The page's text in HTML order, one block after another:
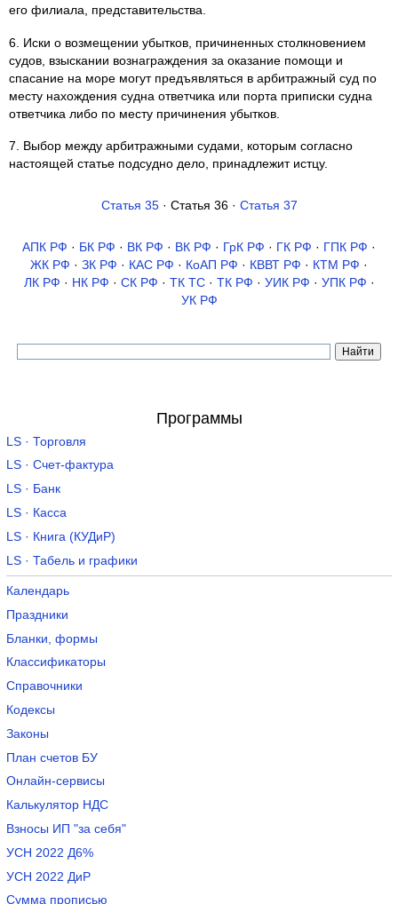
его филиала, представительства.
6. Иски о возмещении убытков, причиненных столкновением
судов, взыскании вознаграждения за оказание помощи и
спасание на море могут предъявляться в арбитражный суд по
месту нахождения судна ответчика или порта приписки судна
ответчика либо по месту причинения убытков.
7. Выбор между арбитражными судами, которым согласно
настоящей статье подсудно дело, принадлежит истцу.
Статья 35· Статья 36 · Статья 37
АПК РФ · БК РФ · ВК РФ · ВК РФ · ГрК РФ · ГК РФ · ГПК РФ ·
ЖК РФ · ЗК РФ · КАС РФ · КоАП РФ · КВВТ РФ · КТМ РФ ·
ЛК РФ · НК РФ · СК РФ · ТК TC· ТК РФ · УИК РФ · УПК РФ ·
УК РФ
Программы
LS · Торговля
LS · Счет-фактура
LS · Банк
LS · Касса
LS · Книга (КУДиР)
LS · Табель и графики
Календарь
Праздники
Бланки, формы
Классификаторы
Справочники
Кодексы
Законы
План счетов БУ
Онлайн-сервисы
Калькулятор НДС
Взносы ИП "за себя"
УСН 2022 Д6%
УСН 2022 ДиР
Сумма прописью